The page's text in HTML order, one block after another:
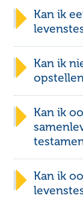
Kan ik
Kan ik
Kan ik
Kan ik